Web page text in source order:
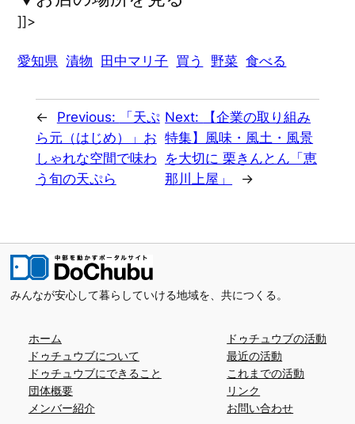
]]>
愛知県 漬物 田中マリ子 買う 野菜 食べる
← Previous:
「天ぷ
ら元（はじめ）」お
しゃれな空間で味わ
う旬の天ぷら
Next:
【企業の取り組み
特集】風味・風土・風景
を大切に 栗きんとん「恵
那川上屋」
→
みんなが安心して暮らしていける地域を、共につくる。
ホーム
ドゥチュウブについて
ドゥチュウブにできること
団体概要
メンバー紹介
ドゥチュウブの活動
最近の活動
これまでの活動
リンク
お問い合わせ